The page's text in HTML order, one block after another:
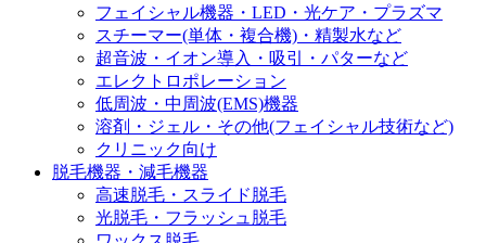
フェイシャル機器・LED・光ケア・プラズマ
スチーマー(単体・複合機)・精製水など
超音波・イオン導入・吸引・パターなど
エレクトロポレーション
低周波・中周波(EMS)機器
溶剤・ジェル・その他(フェイシャル技術など)
クリニック向け
脱毛機器・減毛機器
高速脱毛・スライド脱毛
光脱毛・フラッシュ脱毛